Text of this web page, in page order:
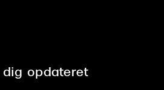
All-Inclusive™
& svar (FAQ)
dig opdateret